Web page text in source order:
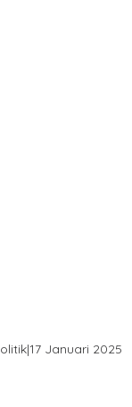
|17 Januari 2025